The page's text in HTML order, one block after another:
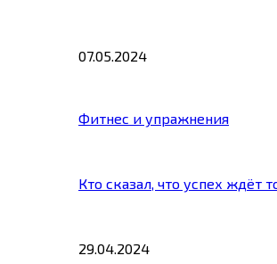
07.05.2024
Фитнес и упражнения
Кто сказал, что успех ждёт
29.04.2024